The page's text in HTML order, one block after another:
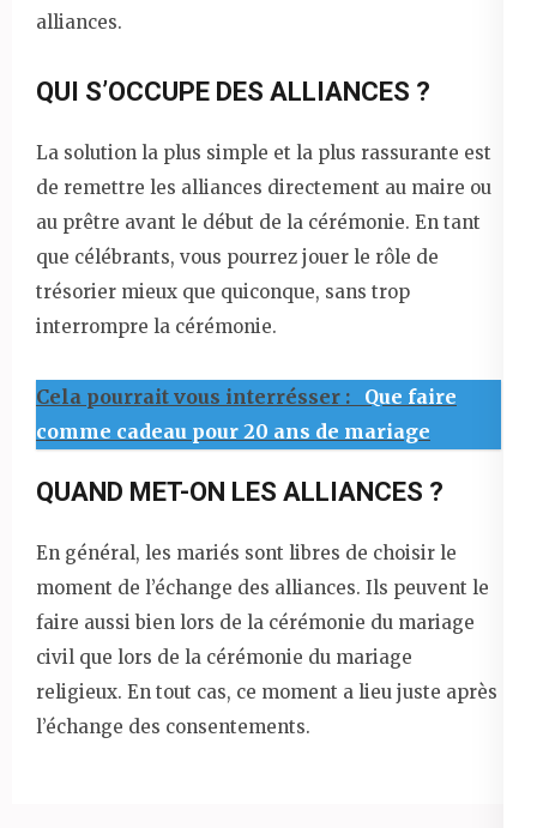
alliances.
QUI S’OCCUPE DES ALLIANCES ?
La solution la plus simple et la plus rassurante est
de remettre les alliances directement au maire ou
au prêtre avant le début de la cérémonie. En tant
que célébrants, vous pourrez jouer le rôle de
trésorier mieux que quiconque, sans trop
interrompre la cérémonie.
Cela pourrait vous interrésser :
Que faire
comme cadeau pour 20 ans de mariage
QUAND MET-ON LES ALLIANCES ?
En général, les mariés sont libres de choisir le
moment de l’échange des alliances. Ils peuvent le
faire aussi bien lors de la cérémonie du mariage
civil que lors de la cérémonie du mariage
religieux. En tout cas, ce moment a lieu juste après
l’échange des consentements.